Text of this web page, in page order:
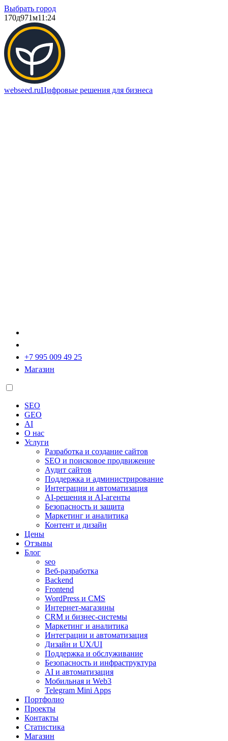
Выбрать город
170д971м11:24
webseed.ruЦифровые решения для бизнеса
+7 995 009 49 25
Магазин
SEO
GEO
AI
О нас
Услуги
Разработка и создание сайтов
SEO и поисковое продвижение
Аудит сайтов
Поддержка и администрирование
Интеграции и автоматизация
AI-решения и AI-агенты
Безопасность и защита
Маркетинг и аналитика
Контент и дизайн
Цены
Отзывы
Блог
seo
Веб-разработка
Backend
Frontend
WordPress и CMS
Интернет-магазины
CRM и бизнес-системы
Маркетинг и аналитика
Интеграции и автоматизация
Дизайн и UX/UI
Поддержка и обслуживание
Безопасность и инфраструктура
AI и автоматизация
Мобильная и Web3
Telegram Mini Apps
Портфолио
Проекты
Контакты
Статистика
Магазин